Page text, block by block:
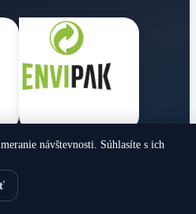
návštevnosti. Súhlasíte s ich